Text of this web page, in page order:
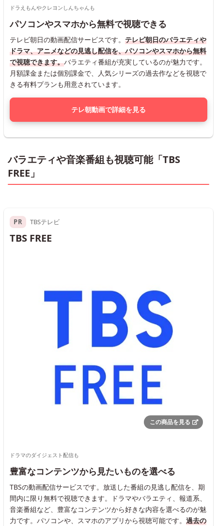
ドラえもんやクレヨンしんちゃんも
パソコンやスマホから無料で視聴できる
テレビ朝日の動画配信サービスです。 テレビ朝日のバラエティや
ドラマ、アニメなどの見逃し配信を、パソコンやスマホから無料
で視聴できます。バラエティ番組が充実しているのが魅力です。
月額課金または個別課金で、人気シリーズの過去作などを視聴で
きる有料プランも用意されています。
テレ朝動画で詳細を見る
バラエティや音楽番組も視聴可能「TBS
FREE」
PR TBSテレビ
TBS FREE
この商品を見る
ドラマのダイジェスト配信も
豊富なコンテンツから見たいものを選べる
TBSの動画配信サービスです。放送した番組の見逃し配信を、期
間内に限り無料で視聴できます。ドラマやバラエティ、報道系、
音楽番組など、豊富なコンテンツから好きな内容を選べるのが魅
力です。パソコンや、スマホのアプリから視聴可能です。 過去の